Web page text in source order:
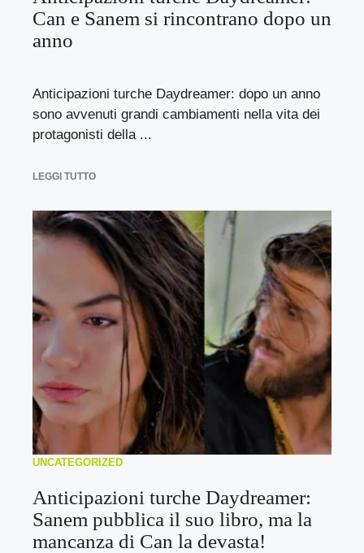
Can e Sanem si rincontrano dopo un
anno
Anticipazioni turche Daydreamer: dopo un anno
sono avvenuti grandi cambiamenti nella vita dei
protagonisti della ...
LEGGI TUTTO
UNCATEGORIZED
Anticipazioni turche Daydreamer:
Sanem pubblica il suo libro, ma la
mancanza di Can la devasta!